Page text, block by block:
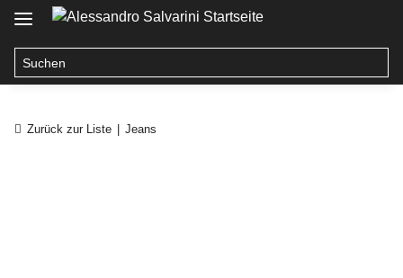
Zurück zur Liste Jeans